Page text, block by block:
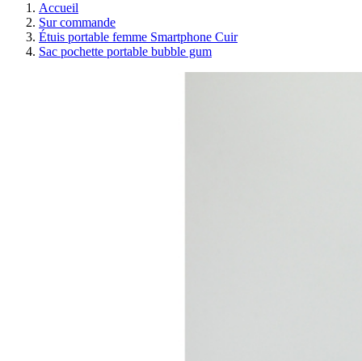
Accueil
Sur commande
Étuis portable femme Smartphone Cuir
Sac pochette portable bubble gum